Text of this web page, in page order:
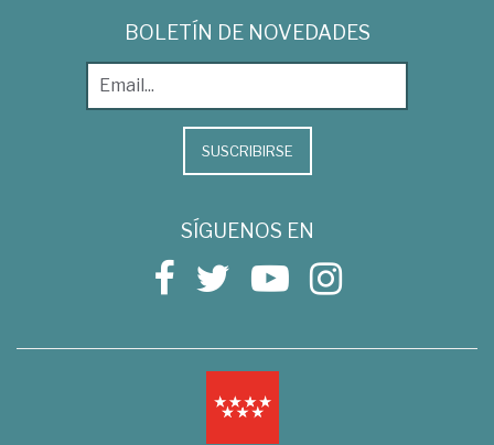
BOLETÍN DE NOVEDADES
SUSCRIBIRSE
SÍGUENOS EN